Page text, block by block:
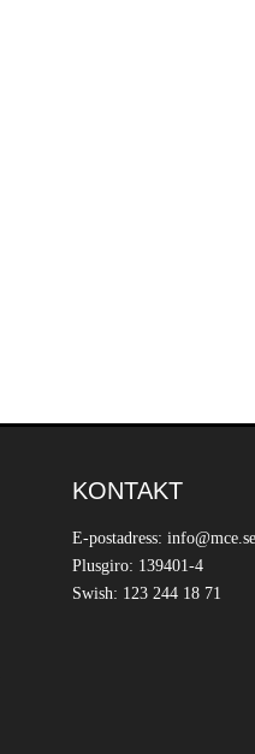
KONTAKT
E-postadress: info@mce.se
Plusgiro: 139401-4
Swish: 123 244 18 71